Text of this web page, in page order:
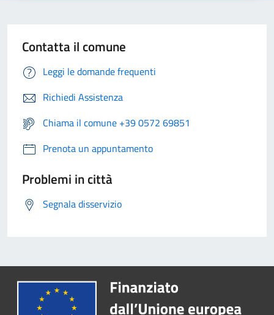
Contatta il comune
Leggi le domande frequenti
Richiedi Assistenza
Chiama il comune +39 0572 69851
Prenota un appuntamento
Problemi in città
Segnala disservizio